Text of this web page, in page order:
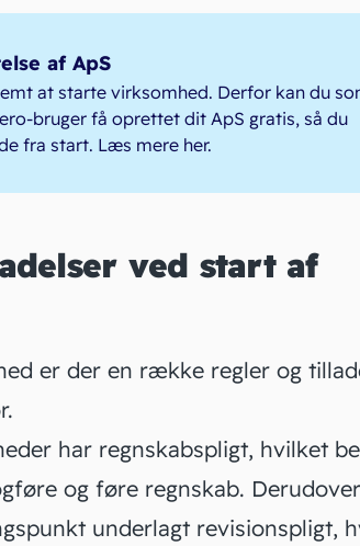
af ApS
at starte virksomhed. Derfor kan du
bruger få oprettet dit ApS gratis, så du
fra start. Læs mere her.
ved start af
er der en række regler og
har regnskabspligt, hvilket
og føre regnskab.
underlagt revisionspligt,